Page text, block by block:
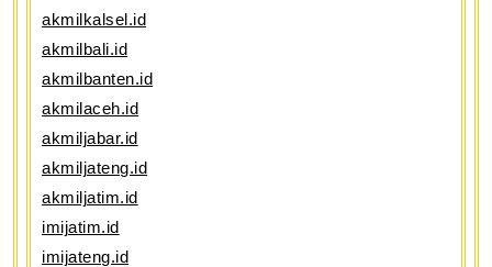
akmilkalsel.id
akmilbali.id
akmilbanten.id
akmilaceh.id
akmiljabar.id
akmiljateng.id
akmiljatim.id
imijatim.id
imijateng.id